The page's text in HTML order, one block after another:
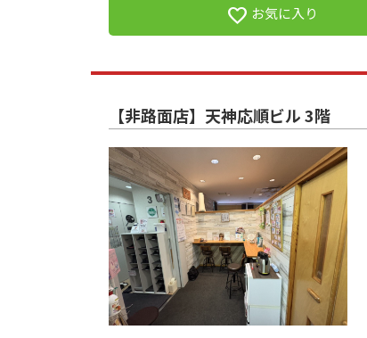
favorite お気に入り
【非路面店】天神応順ビル 3階